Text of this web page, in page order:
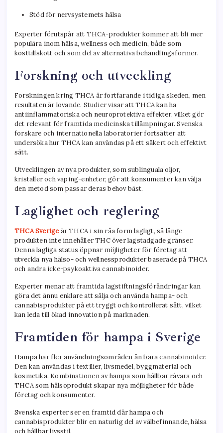
Stöd för nervsystemets hälsa
Experter förutspår att THCA-produkter kommer att bli mer
populära inom hälsa, wellness och medicin, både som
kosttillskott och som del av alternativa behandlingsformer.
Forskning och utveckling
Forskningen kring THCA är fortfarande i tidiga skeden, men
resultaten är lovande. Studier visar att THCA kan ha
antiinflammatoriska och neuroprotektiva effekter, vilket gör
det relevant för framtida medicinska tillämpningar. Svenska
forskare och internationella laboratorier fortsätter att
undersöka hur THCA kan användas på ett säkert och effektivt
sätt.
Utvecklingen av nya produkter, som sublinguala oljor,
kristaller och vaping-enheter, gör att konsumenter kan välja
den metod som passar deras behov bäst.
Laglighet och reglering
THCA Sverigeär THCA i sin råa form lagligt, så länge
produkten inte innehåller THC över lagstadgade gränser.
Denna lagliga status öppnar möjligheter för företag att
utveckla nya hälso- och wellnessprodukter baserade på THCA
och andra icke-psykoaktiva cannabinoider.
Experter menar att framtida lagstiftningsförändringar kan
göra det ännu enklare att sälja och använda hampa- och
cannabisprodukter på ett tryggt och kontrollerat sätt, vilket
kan leda till ökad innovation på marknaden.
Framtiden för hampa i Sverige
Hampa har fler användningsområden än bara cannabinoider.
Den kan användas i textilier, livsmedel, byggmaterial och
kosmetika. Kombinationen av hampa som hållbar råvara och
THCA som hälsoprodukt skapar nya möjligheter för både
företag och konsumenter.
Svenska experter ser en framtid där hampa och
cannabisprodukter blir en naturlig del av välbefinnande, hälsa
och hållbar livsstil.